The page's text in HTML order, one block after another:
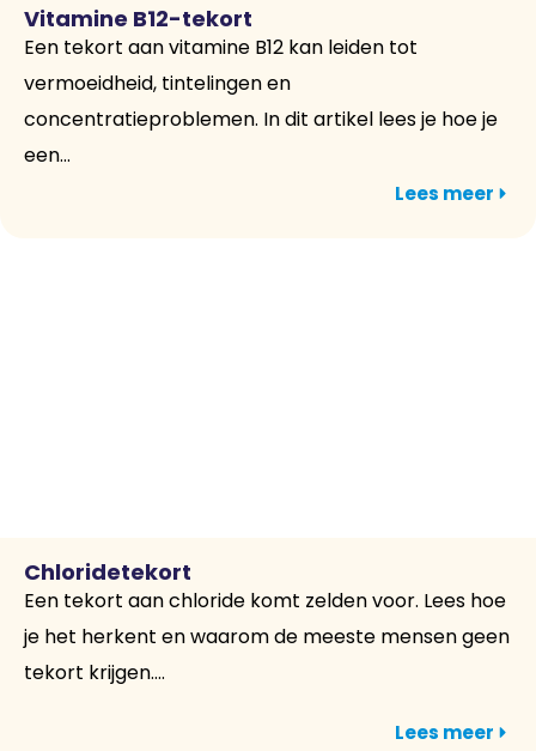
Vitamine B12-tekort
Een tekort aan vitamine B12 kan leiden tot
vermoeidheid, tintelingen en
concentratieproblemen. In dit artikel lees je hoe je
een...
Lees meer
Chloridetekort
Een tekort aan chloride komt zelden voor. Lees hoe
je het herkent en waarom de meeste mensen geen
tekort krijgen....
Lees meer